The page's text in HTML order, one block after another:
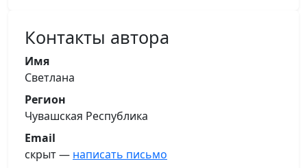
Контакты автора
Имя
Светлана
Регион
Чувашская Республика
Email
скрыт — написать письмо